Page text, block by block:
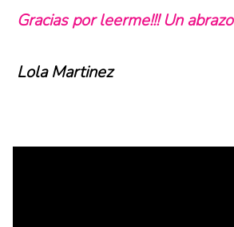
Gracias por leerme!!! Un abrazo
Lola Martinez